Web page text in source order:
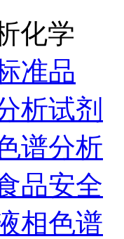
化学
准品
析试剂
谱分析
品安全
相色谱